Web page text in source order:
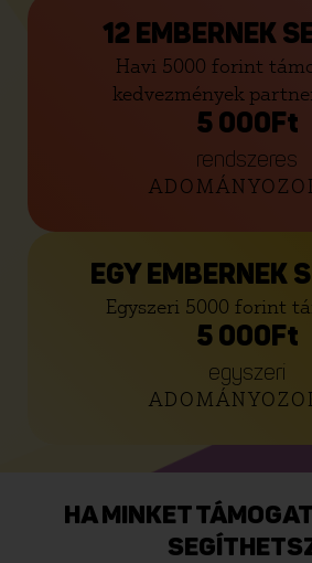
12 EMBERNEK
Havi 5000 forint
kedvezmények
5 000Ft
rendszeres
EGY EMBERNEK
Egyszeri 5000 forint
5 000Ft
egyszeri
HA MINKET